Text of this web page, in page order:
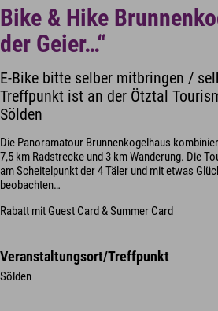
Bike & Hike
der Geier…“
E-Bike bitte selber mitbringen /
Treffpunkt ist an der Ötztal
Sölden
Die Panoramatour Brunnenkogelhaus
7,5 km Radstrecke und 3 km Wanderung. Die
am Scheitelpunkt der 4 Täler und mit etwas
beobachten…
Rabatt mit Guest Card & Summer Card
Veranstaltungsort/Treffpunkt
Sölden